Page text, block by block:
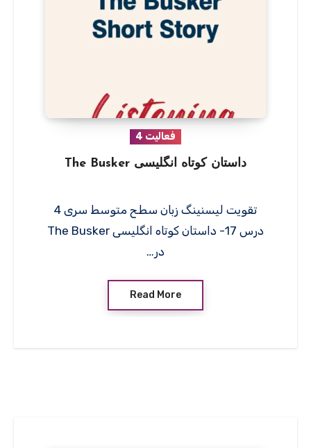
فعالیت 4
داستان کوتاه انگلیسی The Busker
تقویت لیسنینگ زبان سطح متوسط سری 4
درس 17- داستان کوتاه انگلیسی The Busker
در…
Read More